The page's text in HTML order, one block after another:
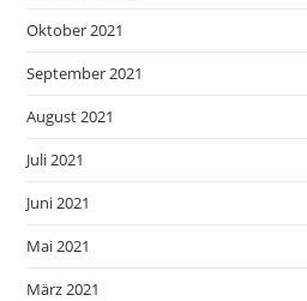
Oktober 2021
September 2021
August 2021
Juli 2021
Juni 2021
Mai 2021
März 2021